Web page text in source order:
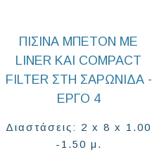
ΠΙΣΊΝΑ ΜΠΕΤΌΝ ΜΕ
LINER ΚΑΙ COMPACT
FILTER ΣΤΗ ΣΑΡΩΝΊΔΑ -
ΈΡΓΟ 4
Διαστάσεις: 2 x 8 x 1.00
-1.50 μ.